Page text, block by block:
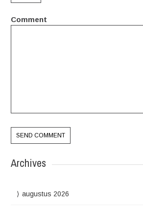
Comment
Archives
augustus 2026